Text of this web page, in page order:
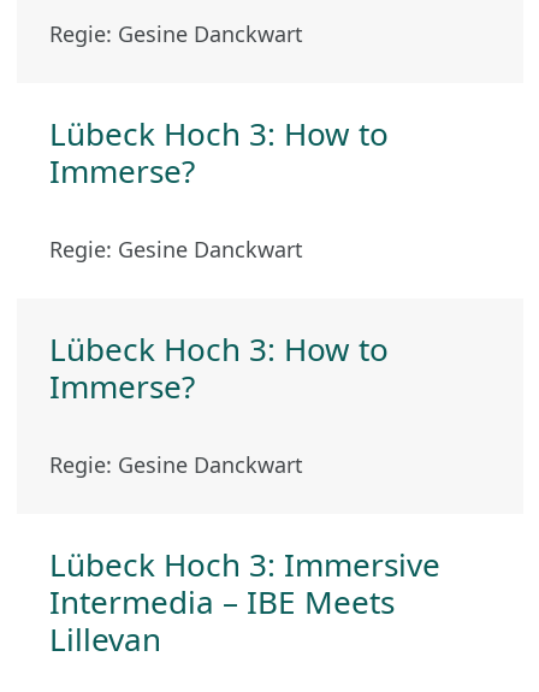
Regie: Gesine Danckwart
Lübeck Hoch 3: How to
Immerse?
Regie: Gesine Danckwart
Lübeck Hoch 3: How to
Immerse?
Regie: Gesine Danckwart
Lübeck Hoch 3: Immersive
Intermedia – IBE Meets
Lillevan